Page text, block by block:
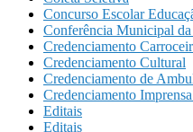
Concurso Escolar
Conferência Municipal da
Credenciamento
Credenciamento Cultural
Credenciamento de
Credenciamento
Editais
Editais